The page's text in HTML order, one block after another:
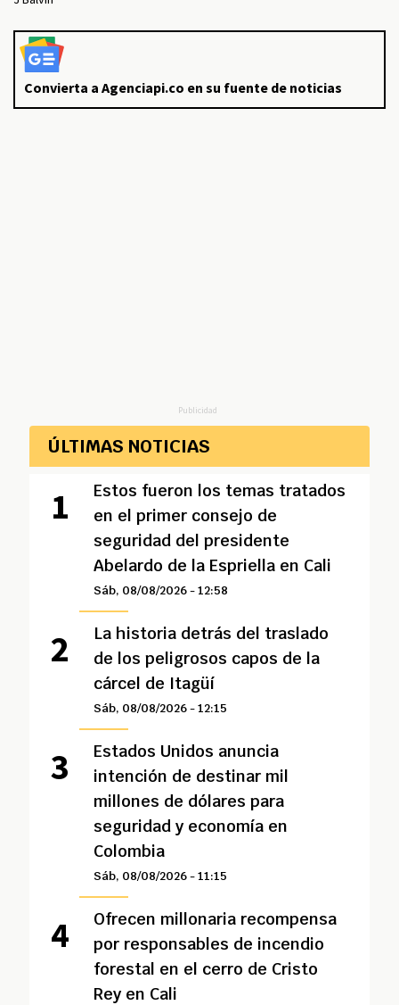
Convierta a Agenciapi.co en su fuente de noticias
Publicidad
ÚLTIMAS NOTICIAS
Estos fueron los temas tratados
en el primer consejo de
seguridad del presidente
Abelardo de la Espriella en Cali
Sáb, 08/08/2026 - 12:58
La historia detrás del traslado
de los peligrosos capos de la
cárcel de Itagüí
Sáb, 08/08/2026 - 12:15
Estados Unidos anuncia
intención de destinar mil
millones de dólares para
seguridad y economía en
Colombia
Sáb, 08/08/2026 - 11:15
Ofrecen millonaria recompensa
por responsables de incendio
forestal en el cerro de Cristo
Rey en Cali